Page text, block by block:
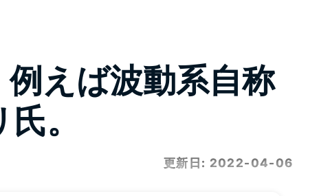
えば波動系自称
。
更新日: 2022-04-06